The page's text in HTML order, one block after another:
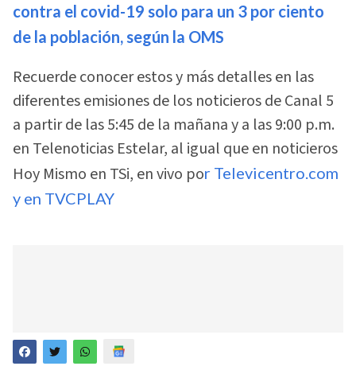
contra el covid-19 solo para un 3 por ciento
de la población, según la OMS
Recuerde conocer estos y más detalles en las
diferentes emisiones de los noticieros de Canal 5
a partir de las 5:45 de la mañana y a las 9:00 p.m.
en Telenoticias Estelar, al igual que en noticieros
Hoy Mismo en TSi, en vivo por Televicentro.com
y en TVCPLAY